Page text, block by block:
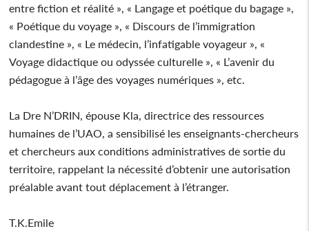
entre fiction et réalité », « Langage et poétique du bagage »,
« Poétique du voyage », « Discours de l’immigration
clandestine », « Le médecin, l’infatigable voyageur », «
Voyage didactique ou odyssée culturelle », « L’avenir du
pédagogue à l’âge des voyages numériques », etc.
La Dre N’DRIN, épouse Kla, directrice des ressources
humaines de l’UAO, a sensibilisé les enseignants-chercheurs
et chercheurs aux conditions administratives de sortie du
territoire, rappelant la nécessité d’obtenir une autorisation
préalable avant tout déplacement à l’étranger.
T.K.Emile